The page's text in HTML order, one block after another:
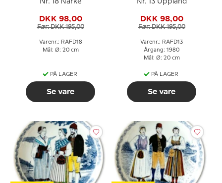
Nr. 18 Närke
DKK 98,00
Før: DKK 195,00
Varenr.: RAFD18
Mål: Ø: 20 cm
PÅ LAGER
Se vare
Nr. 13 Uppland
DKK 98,00
Før: DKK 195,00
Varenr.: RAFD13
Årgang: 1980
Mål: Ø: 20 cm
PÅ LAGER
Se vare